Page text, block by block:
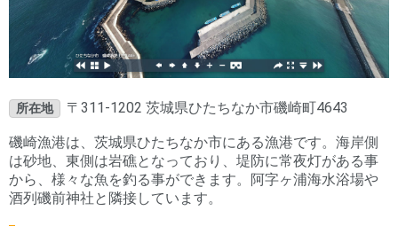
所在地 〒311-1202 茨城県ひたちなか市磯崎町4643
磯崎漁港は、茨城県ひたちなか市にある漁港です。海岸側
は砂地、東側は岩礁となっており、堤防に常夜灯がある事
から、様々な魚を釣る事ができます。阿字ヶ浦海水浴場や
酒列磯前神社と隣接しています。